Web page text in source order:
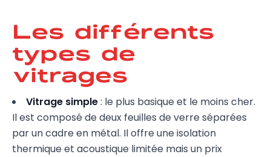
Les différents
types de
vitrages
Vitrage simple: le plus basique et le moins cher.
Il est composé de deux feuilles de verre séparées
par un cadre en métal. Il offre une isolation
thermique et acoustique limitée mais un prix